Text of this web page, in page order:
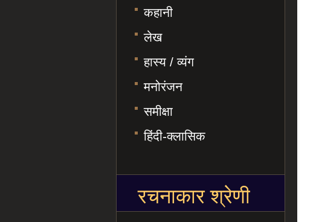
कहानी
लेख
हास्य / व्यंग
मनोरंजन
समीक्षा
हिंदी-क्लासिक
रचनाकार श्रेणी